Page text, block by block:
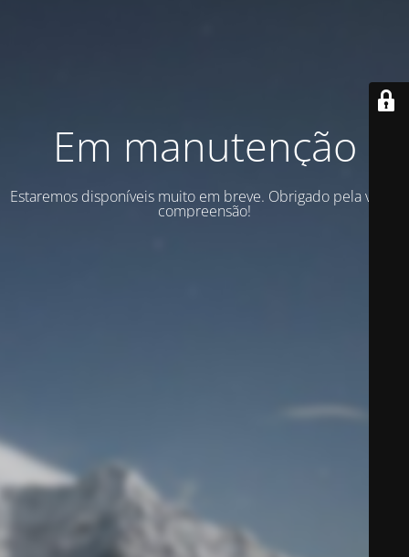
Em manutenção
Estaremos disponíveis muito em breve. Obrigado pela vossa
compreensão!